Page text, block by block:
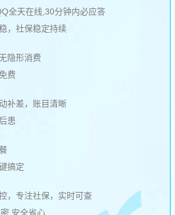
全天在线,30分钟内必应答
，社保稳定持续
隐形消费
费
补差，账目清晰
患
搞定
，专注社保，实时可查
,安全省心